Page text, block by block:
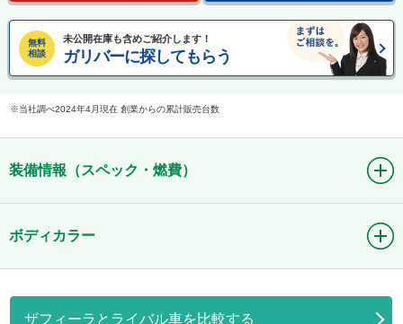
無料
相談
未公開在庫も含めご紹介します！
ガリバーに探してもらう
当社調べ2024年4月現在 創業からの累計販売台数
装備情報（スペック・燃費）
ボディカラー
ザフィーラとライバル車を比較する